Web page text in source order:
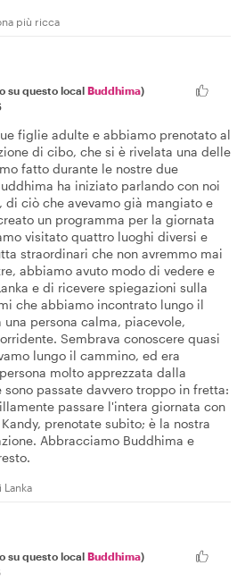
più ricca
su questo local Buddhima)
figlie adulte e abbiamo prenotato al
di cibo, che si è rivelata una delle
fatto durante le nostre due
ha iniziato parlando con noi
di ciò che avevamo già mangiato e
un programma per la giornata
visitato quattro luoghi diversi e
straordinari che non avremmo mai
abbiamo avuto modo di vedere e
e di ricevere spiegazioni sulla
che abbiamo incontrato lungo il
persona calma, piacevole,
Sembrava conoscere quasi
lungo il cammino, ed era
molto apprezzata dalla
sono passate davvero troppo in fretta:
passare l'intera giornata con
prenotate subito; è la nostra
Abbracciamo Buddhima e
su questo local Buddhima)